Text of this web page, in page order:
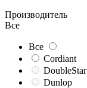
Производитель
Все
Все
Cordiant
DoubleStar
Dunlop